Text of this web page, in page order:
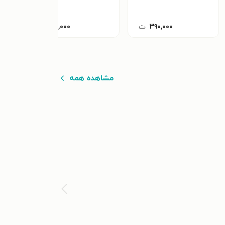
۳۹۰,۰۰۰ ت ۷۰,۰۰۰
مشاهده همه